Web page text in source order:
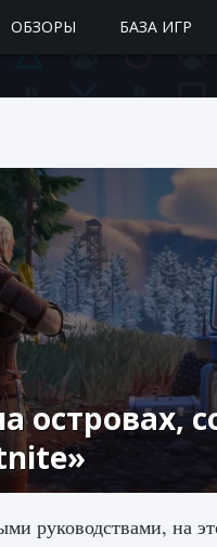
ОБЗОРЫ БАЗА ИГР
островах,
руководствами, на